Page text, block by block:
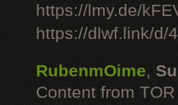
https://lmy.de/
https://dlwf.link/d/
RubenmOime,
Content from